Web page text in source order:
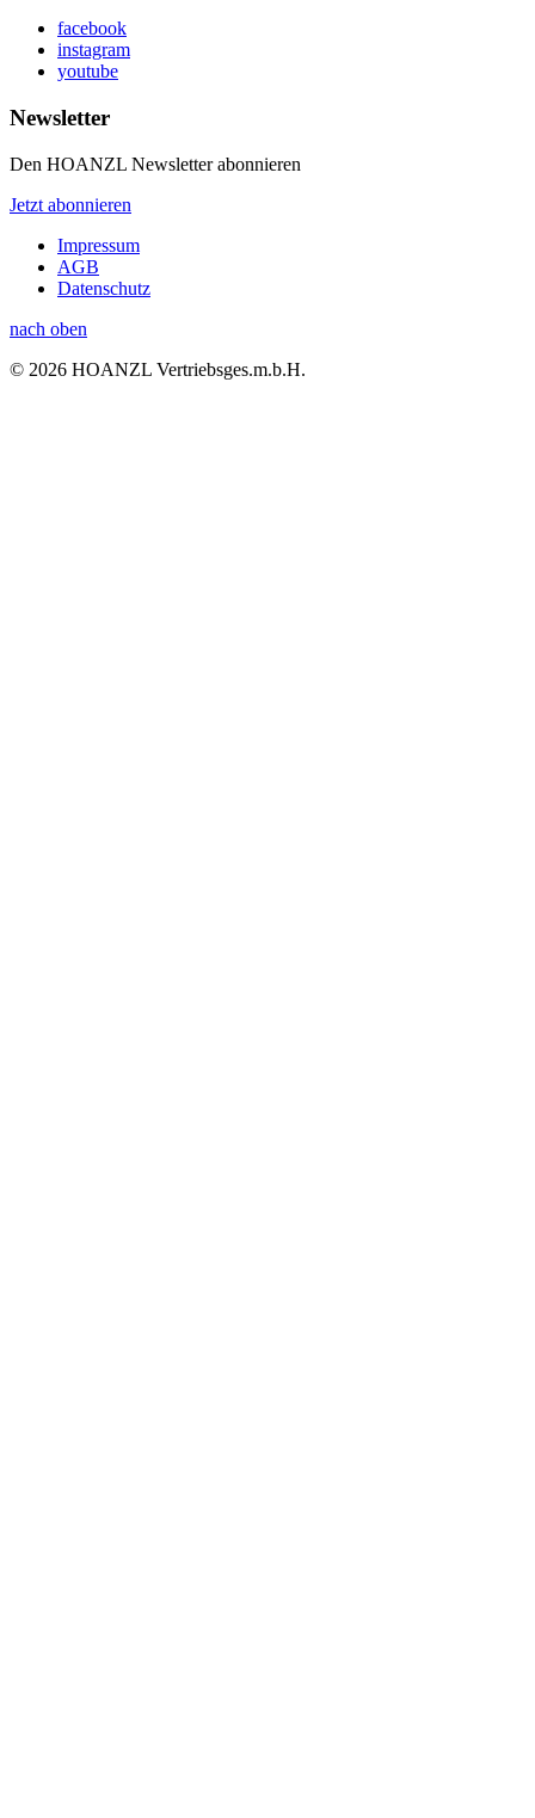
facebook
instagram
youtube
Newsletter
Den HOANZL Newsletter abonnieren
Jetzt abonnieren
Impressum
AGB
Datenschutz
nach oben
© 2026 HOANZL Vertriebsges.m.b.H.